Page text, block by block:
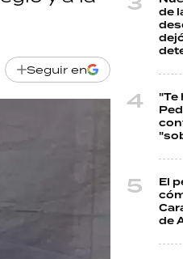
Seguir en
de
"Te
El
de